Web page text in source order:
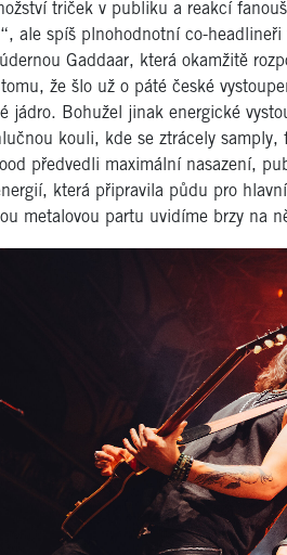
triček v publiku a reakcí
ale spíš plnohodnotní co-
Gaddaar, která okamžitě
že šlo už o páté české
jádro. Bohužel jinak energické
kouli, kde se ztrácely
předvedli maximální nasazení,
která připravila půdu pro
metalovou partu uvidíme brzy na